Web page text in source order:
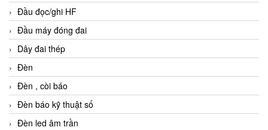
Đầu đọc/ghi HF
Đầu máy đóng đai
Dây đai thép
Đèn
Đèn , còi báo
Đèn báo kỹ thuật số
Đèn led âm trần